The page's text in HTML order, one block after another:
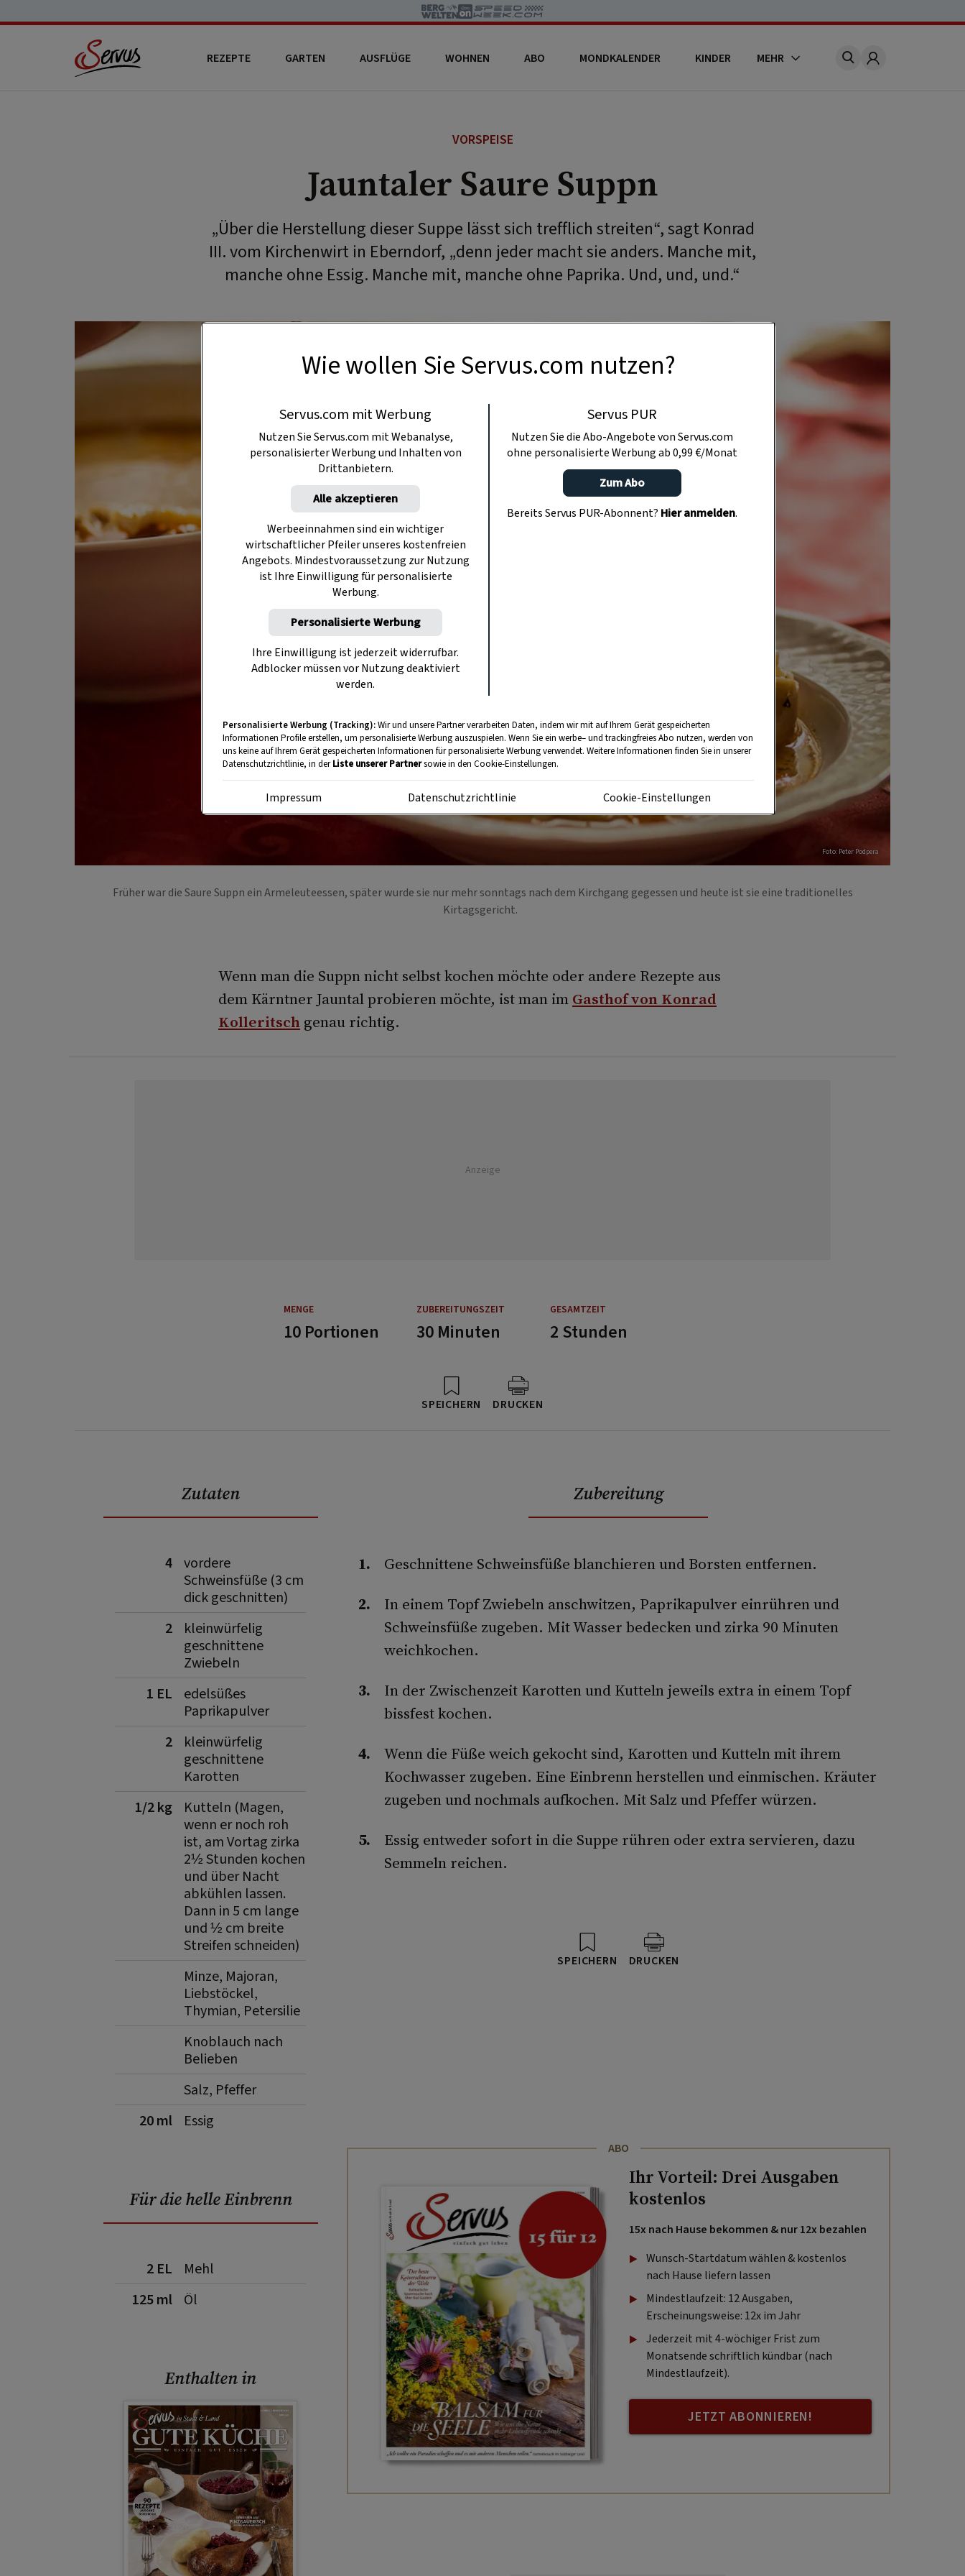
REZEPTE GARTEN AUSFLÜGE WOHNEN ABO MONDKALENDER KINDER MEHR Account
VORSPEISE
Jauntaler Saure Suppn
„Über die Herstellung dieser Suppe lässt sich trefflich streiten“, sagt Konrad
III. vom Kirchenwirt in Eberndorf, „denn jeder macht sie anders. Manche mit,
manche ohne Essig. Manche mit, manche ohne Paprika. Und, und, und.“
Foto: Peter Podpera
Früher war die Saure Suppn ein Armeleuteessen, später wurde sie nur mehr sonntags nach dem Kirchgang gegessen und heute ist sie eine traditionelles
Kirtagsgericht.
Wenn man die Suppn nicht selbst kochen möchte oder andere Rezepte aus
dem Kärntner Jauntal probieren möchte, ist man im Gasthof von Konrad
Kolleritsch genau richtig.
Anzeige
MENGE ZUBEREITUNGSZEIT GESAMTZEIT
10 Portionen 30 Minuten 2 Stunden
SPEICHERN DRUCKEN
Zutaten
4 vordere
Schweinsfüße (3 cm
dick geschnitten)
2
kleinwürfelig
geschnittene
Zwiebeln
1 EL
edelsüßes
Paprikapulver
2
kleinwürfelig
geschnittene
Karotten
1/2 kg
Kutteln (Magen,
wenn er noch roh
ist, am Vortag zirka
2½ Stunden kochen
und über Nacht
abkühlen lassen.
Dann in 5 cm lange
und ½ cm breite
Streifen schneiden)
Minze, Majoran,
Liebstöckel,
Thymian, Petersilie
Knoblauch nach
Belieben
Salz, Pfeffer
20 ml
Essig
Für die helle Einbrenn
2 EL
Mehl
125 ml
Öl
Enthalten in
Zubereitung
Geschnittene Schweinsfüße blanchieren und Borsten entfernen.
In einem Topf Zwiebeln anschwitzen, Paprikapulver einrühren und
Schweinsfüße zugeben. Mit Wasser bedecken und zirka 90 Minuten
weichkochen.
In der Zwischenzeit Karotten und Kutteln jeweils extra in einem Topf
bissfest kochen.
Wenn die Füße weich gekocht sind, Karotten und Kutteln mit ihrem
Kochwasser zugeben. Eine Einbrenn herstellen und einmischen. Kräuter
zugeben und nochmals aufkochen. Mit Salz und Pfeffer würzen.
Essig entweder sofort in die Suppe rühren oder extra servieren, dazu
Semmeln reichen.
SPEICHERN DRUCKEN
ABO
Ihr Vorteil: Drei Ausgaben
kostenlos
15x nach Hause bekommen & nur 12x bezahlen
Wunsch-Startdatum wählen & kostenlos
nach Hause liefern lassen
Mindestlaufzeit: 12 Ausgaben,
Erscheinungsweise: 12x im Jahr
Jederzeit mit 4-wöchiger Frist zum
Monatsende schriftlich kündbar (nach
Mindestlaufzeit).
JETZT ABONNIEREN!
Wie wollen Sie Servus.com nutzen?
Servus.com mit Werbung
Nutzen Sie Servus.com mit Webanalyse,
personalisierter Werbung und Inhalten von
Drittanbietern.
Alle akzeptieren
Werbeeinnahmen sind ein wichtiger
wirtschaftlicher Pfeiler unseres kostenfreien
Angebots. Mindestvoraussetzung zur Nutzung
ist Ihre Einwilligung für personalisierte
Werbung.
Personalisierte Werbung
Ihre Einwilligung ist jederzeit widerrufbar.
Adblocker müssen vor Nutzung deaktiviert
werden.
Servus PUR
Nutzen Sie die Abo-Angebote von Servus.com
ohne personalisierte Werbung ab 0,99 €/Monat
Zum Abo
Bereits Servus PUR-Abonnent? Hier anmelden.
Personalisierte Werbung (Tracking):Wir und unsere Partner verarbeiten Daten, indem wir mit auf Ihrem Gerät gespeicherten
Informationen Profile erstellen, um personalisierte Werbung auszuspielen. Wenn Sie ein werbe– und trackingfreies Abo nutzen, werden von
uns keine auf Ihrem Gerät gespeicherten Informationen für personalisierte Werbung verwendet. Weitere Informationen finden Sie in unserer
Datenschutzrichtlinie, in derListe unserer Partnersowie in den Cookie-Einstellungen.
Impressum Datenschutzrichtlinie Cookie-Einstellungen